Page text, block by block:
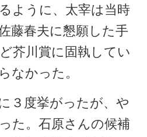
ように、太宰は当時
藤春夫に懇願した手
芥川賞に固執してい
なかった。
３度挙がったが、や
た。石原さんの候補